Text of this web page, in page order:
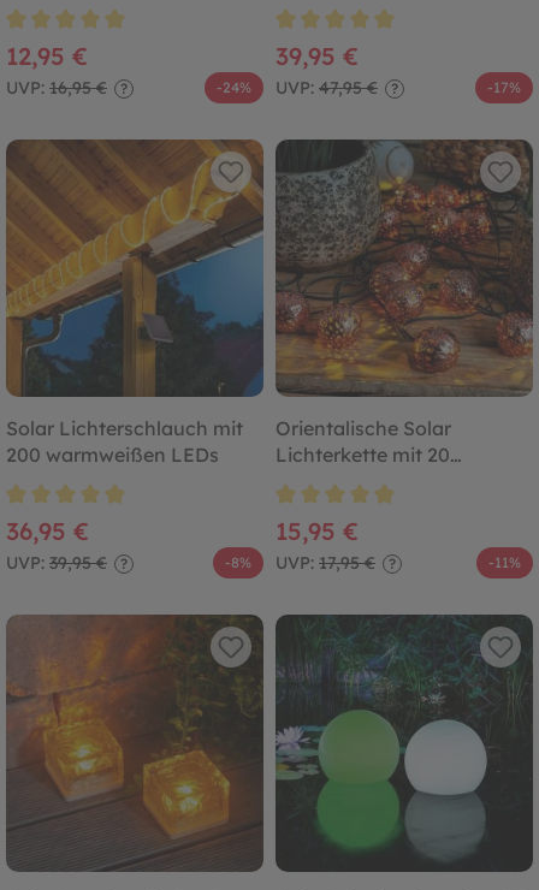
12,95 €
UVP: 16,95 € ? -24%
39,95 €
UVP: 47,95 € ? -17%
Solar Lichterschlauch mit
200 warmweißen LEDs
36,95 €
UVP: 39,95 € ? -8%
Orientalische Solar
Lichterkette mit 20
warmweißen LEDs
15,95 €
UVP: 17,95 € ? -11%